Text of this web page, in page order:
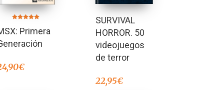
5.00
de 5Primera
€
SURVIVAL
HORROR. 50
videojuegos
de terror
22,95€